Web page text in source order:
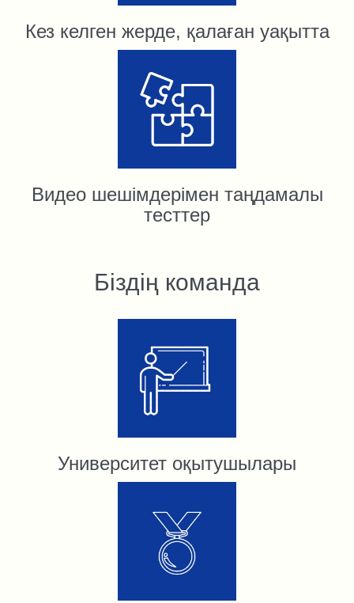
Кез келген жерде, қалаған уақытта
Видео шешiмдерiмен таңдамалы
тесттер
Біздің команда
Университет оқытушылары